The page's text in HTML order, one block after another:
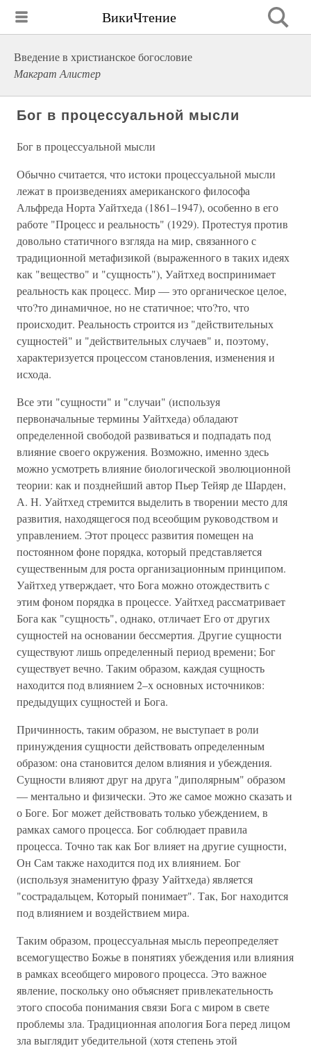
ВикиЧтение
Введение в христианское богословие
Макграт Алистер
Бог в процессуальной мысли
Бог в процессуальной мысли
Обычно считается, что истоки процессуальной мысли
лежат в произведениях американского философа
Альфреда Норта Уайтхеда (1861–1947), особенно в его
работе "Процесс и реальность" (1929). Протестуя против
довольно статичного взгляда на мир, связанного с
традиционной метафизикой (выраженного в таких идеях
как "вещество" и "сущность"), Уайтхед воспринимает
реальность как процесс. Мир — это органическое целое,
что?то динамичное, но не статичное; что?то, что
происходит. Реальность строится из "действительных
сущностей" и "действительных случаев" и, поэтому,
характеризуется процессом становления, изменения и
исхода.
Все эти "сущности" и "случаи" (используя
первоначальные термины Уайтхеда) обладают
определенной свободой развиваться и подпадать под
влияние своего окружения. Возможно, именно здесь
можно усмотреть влияние биологической эволюционной
теории: как и позднейший автор Пьер Тейяр де Шарден,
А. Н. Уайтхед стремится выделить в творении место для
развития, находящегося под всеобщим руководством и
управлением. Этот процесс развития помещен на
постоянном фоне порядка, который представляется
существенным для роста организационным принципом.
Уайтхед утверждает, что Бога можно отождествить с
этим фоном порядка в процессе. Уайтхед рассматривает
Бога как "сущность", однако, отличает Его от других
сущностей на основании бессмертия. Другие сущности
существуют лишь определенный период времени; Бог
существует вечно. Таким образом, каждая сущность
находится под влиянием 2–х основных источников:
предыдущих сущностей и Бога.
Причинность, таким образом, не выступает в роли
принуждения сущности действовать определенным
образом: она становится делом влияния и убеждения.
Сущности влияют друг на друга "диполярным" образом
— ментально и физически. Это же самое можно сказать и
о Боге. Бог может действовать только убеждением, в
рамках самого процесса. Бог соблюдает правила
процесса. Точно так как Бог влияет на другие сущности,
Он Сам также находится под их влиянием. Бог
(используя знаменитую фразу Уайтхеда) является
"сострадальцем, Который понимает". Так, Бог находится
под влиянием и воздействием мира.
Таким образом, процессуальная мысль переопределяет
всемогущество Божье в понятиях убеждения или влияния
в рамках всеобщего мирового процесса. Это важное
явление, поскольку оно объясняет привлекательность
этого способа понимания связи Бога с миром в свете
проблемы зла. Традиционная апология Бога перед лицом
зла выглядит убедительной (хотя степень этой